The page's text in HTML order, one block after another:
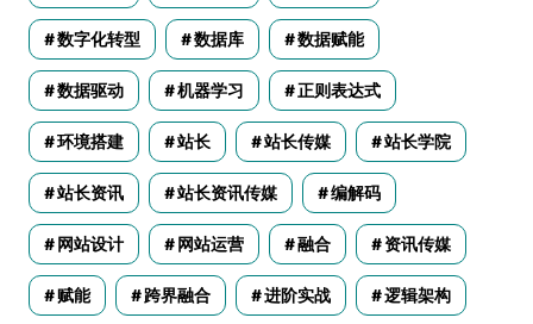
数字化转型 数据库 数据赋能
数据驱动 机器学习 正则表达式
环境搭建 站长 站长传媒 站长学院
站长资讯 站长资讯传媒 编解码
网站设计 网站运营 融合 资讯传媒
赋能 跨界融合 进阶实战 逻辑架构